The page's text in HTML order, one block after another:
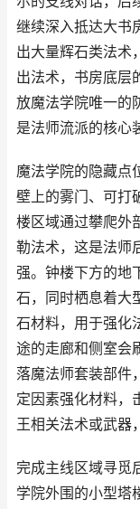
继续深入抵达大书
出大量辉石类法术
出法术，书房底层
放魔法学院唯一的
是法师流派的核心
魔法学院的隐藏点
壁上的雾门、可打
楼区域通过攀爬外
勒法术，这是法师
强。钟楼下方的地
石，同时栖息着大
石材料，用于强化
途的走廊和侧室会
落魔法师套装部件
定因素强化材料，
王相关法术或武器
完成主线区域寻觅
学院外围的小型塔